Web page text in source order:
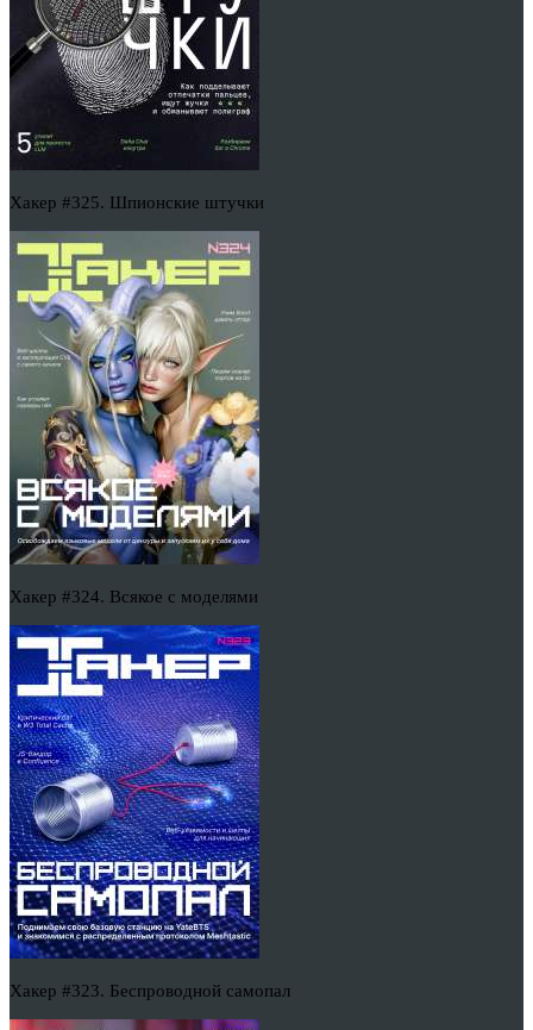
Хакер #325. Шпионские штучки
Хакер #324. Всякое с моделями
Хакер #323. Беспроводной самопал